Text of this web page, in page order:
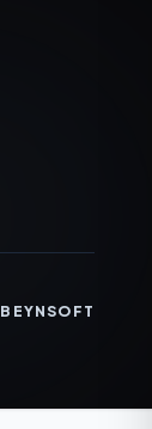
BEYNSOFT